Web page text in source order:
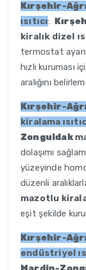
Kırşehir-
ısıtıcı:
kiralık dizel
termostat
hızlı kuruması
aralığını
Kırşehir-
kiralama
Zonguldak
dolaşımı
yüzeyinde
düzenli
mazotlu
eşit şekilde
Kırşehir-
endüstriyel